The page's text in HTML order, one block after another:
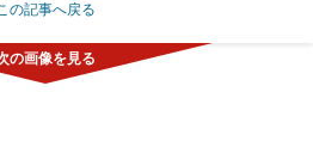
この記事へ戻る